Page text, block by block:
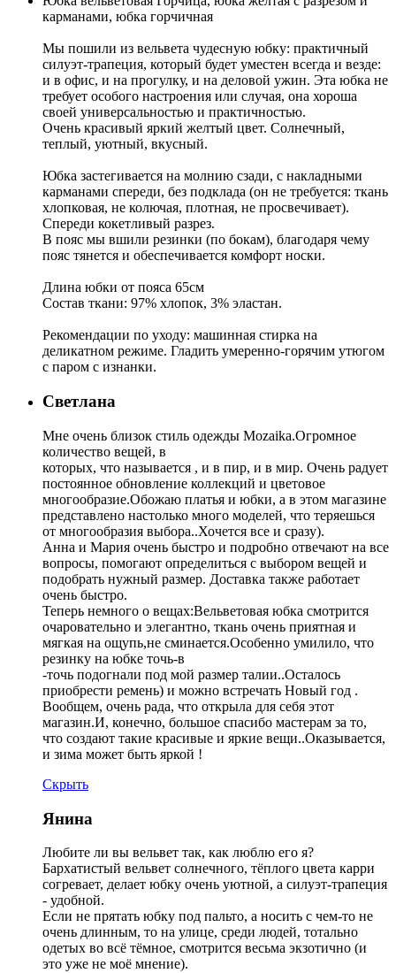
карманами, юбка горчичная
Мы пошили из вельвета чудесную юбку: практичный
силуэт-трапеция, который будет уместен всегда и везде:
и в офис, и на прогулку, и на деловой ужин. Эта юбка не
требует особого настроения или случая, она хороша
своей универсальностью и практичностью.
Очень красивый яркий желтый цвет. Солнечный,
теплый, уютный, вкусный.
Юбка застегивается на молнию сзади, с накладными
карманами спереди, без подклада (он не требуется: ткань
хлопковая, не колючая, плотная, не просвечивает).
Спереди кокетливый разрез.
В пояс мы вшили резинки (по бокам), благодаря чему
пояс тянется и обеспечивается комфорт носки.
Длина юбки от пояса 65см
Состав ткани: 97% хлопок, 3% эластан.
Рекомендации по уходу: машинная стирка на
деликатном режиме. Гладить умеренно-горячим утюгом
с паром с изнанки.
Светлана
Мне очень близок стиль одежды Mozaika.Огромное
количество вещей, в
которых, что называется , и в пир, и в мир. Очень радует
постоянное обновление коллекций и цветовое
многообразие.Обожаю платья и юбки, а в этом магазине
представлено настолько много моделей, что теряешься
от многообразия выбора..Хочется все и сразу).
Анна и Мария очень быстро и подробно отвечают на все
вопросы, помогают определиться с выбором вещей и
подобрать нужный размер. Доставка также работает
очень быстро.
Теперь немного о вещах:Вельветовая юбка смотрится
очаровательно и элегантно, ткань очень приятная и
мягкая на ощупь,не сминается.Особенно умилило, что
резинку на юбке точь-в
-точь подогнали под мой размер талии..Осталось
приобрести ремень) и можно встречать Новый год .
Вообщем, очень рада, что открыла для себя этот
магазин.И, конечно, большое спасибо мастерам за то,
что создают такие красивые и яркие вещи..Оказывается,
и зима может быть яркой !
Скрыть
Янина
Любите ли вы вельвет так, как люблю его я?
Бархатистый вельвет солнечного, тёплого цвета карри
согревает, делает юбку очень уютной, а силуэт-трапеция
- удобной.
Если не прятать юбку под пальто, а носить с чем-то не
очень длинным, то на улице, среди людей, тотально
одетых во всё тёмное, смотрится весьма экзотично (и
это уже не моё мнение).